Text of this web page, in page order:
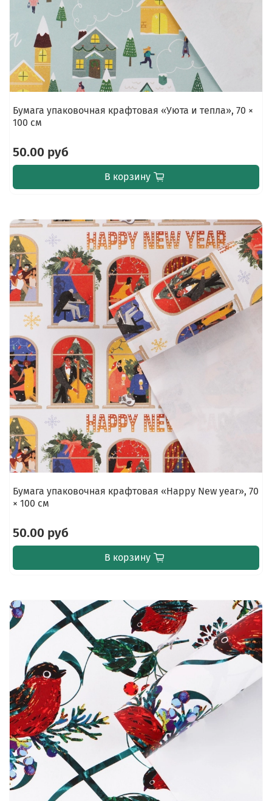
Бумага упаковочная крафтовая «Уюта и тепла», 70 ×
100 см
50.00 руб
В корзину
Бумага упаковочная крафтовая «Happy New year», 70
× 100 см
50.00 руб
В корзину